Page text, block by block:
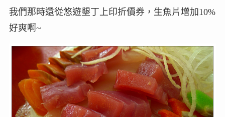
我們那時還從悠遊墾丁上印折價券，生魚片增加10%
好爽啊~